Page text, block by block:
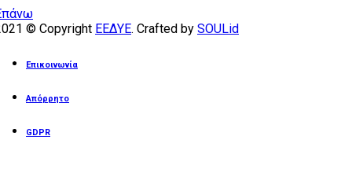
© Copyright ΕΕΔΥΕ. Crafted by SOULid
Επικοινωνία
Απόρρητο
GDPR